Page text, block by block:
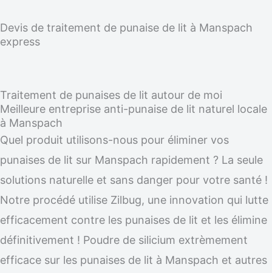
Devis de traitement de punaise de lit à Manspach
express
Traitement de punaises de lit autour de moi
Meilleure entreprise anti-punaise de lit naturel locale
à Manspach
Quel produit utilisons-nous pour éliminer vos
punaises de lit sur Manspach rapidement ? La seule
solutions naturelle et sans danger pour votre santé !
Notre procédé utilise Zilbug, une innovation qui lutte
efficacement contre les punaises de lit et les élimine
définitivement ! Poudre de silicium extrèmement
efficace sur les punaises de lit à Manspach et autres